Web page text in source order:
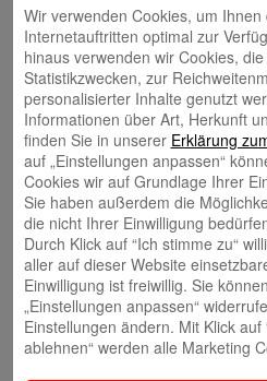
Filialen
Filialen und Geldautomaten
Internet-Filiale und Online-
Video-Beratung in der
Gründerberatung
GründerCenter
Immobilien
ImmobilienCenter
Wir verwenden Cookies, um
Internetauftritten optimal zur
hinaus verwenden wir Cookies,
Statistikzwecken, zur
personalisierter Inhalte genutzt
Informationen über Art, Herkunft
finden Sie in unserer Erklärung
auf „Einstellungen anpassen“
Cookies wir auf Grundlage Ihrer
Sie haben außerdem die
die nicht Ihrer Einwilligung
Durch Klick auf “Ich stimme zu“
aller auf dieser Website
Einwilligung ist freiwillig. Sie
„Einstellungen anpassen“
Einstellungen ändern. Mit Klick auf
ablehnen“ werden alle Marketing